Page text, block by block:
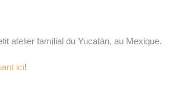
atelier familial du Yucatán, au Mexique.
ici!